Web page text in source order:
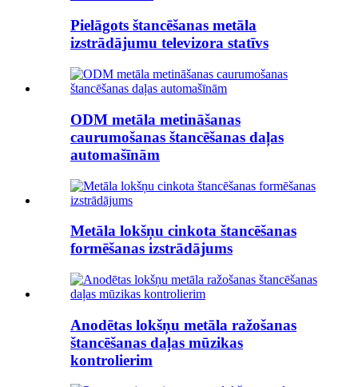
Pielāgots štancēšanas metāla
izstrādājumu televizora statīvs
ODM metāla metināšanas
caurumošanas štancēšanas daļas
automašīnām
Metāla lokšņu cinkota štancēšanas
formēšanas izstrādājums
Anodētas lokšņu metāla ražošanas
štancēšanas daļas mūzikas
kontrolierim